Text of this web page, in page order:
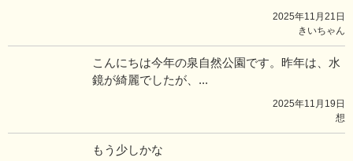
2025年11月21日
きいちゃん
こんにちは今年の泉自然公園です。昨年は、水
鏡が綺麗でしたが、...
2025年11月19日
想
もう少しかな